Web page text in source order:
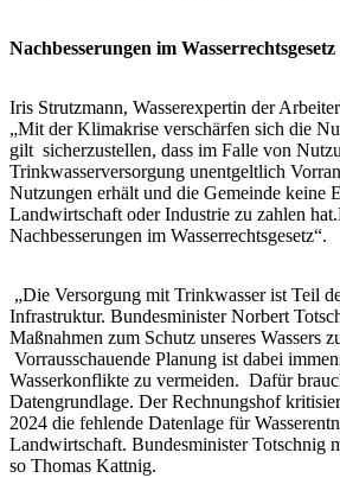
Nachbesserungen im
Iris Strutzmann, Wasserexpertin der
„Mit der Klimakrise verschärfen sich die
gilt sicherzustellen, dass im Falle von
Trinkwasserversorgung unentgeltlich
Nutzungen erhält und die Gemeinde keine
Landwirtschaft oder Industrie zu zahlen
Nachbesserungen im Wasserrechtsgesetz“.
„Die Versorgung mit Trinkwasser ist Teil
Infrastruktur. Bundesminister Norbert
Maßnahmen zum Schutz unseres Wassers
Vorrausschauende Planung ist dabei
Wasserkonflikte zu vermeiden. Dafür
Datengrundlage. Der Rechnungshof
2024 die fehlende Datenlage für
Landwirtschaft. Bundesminister Totschnig
so Thomas Kattnig.